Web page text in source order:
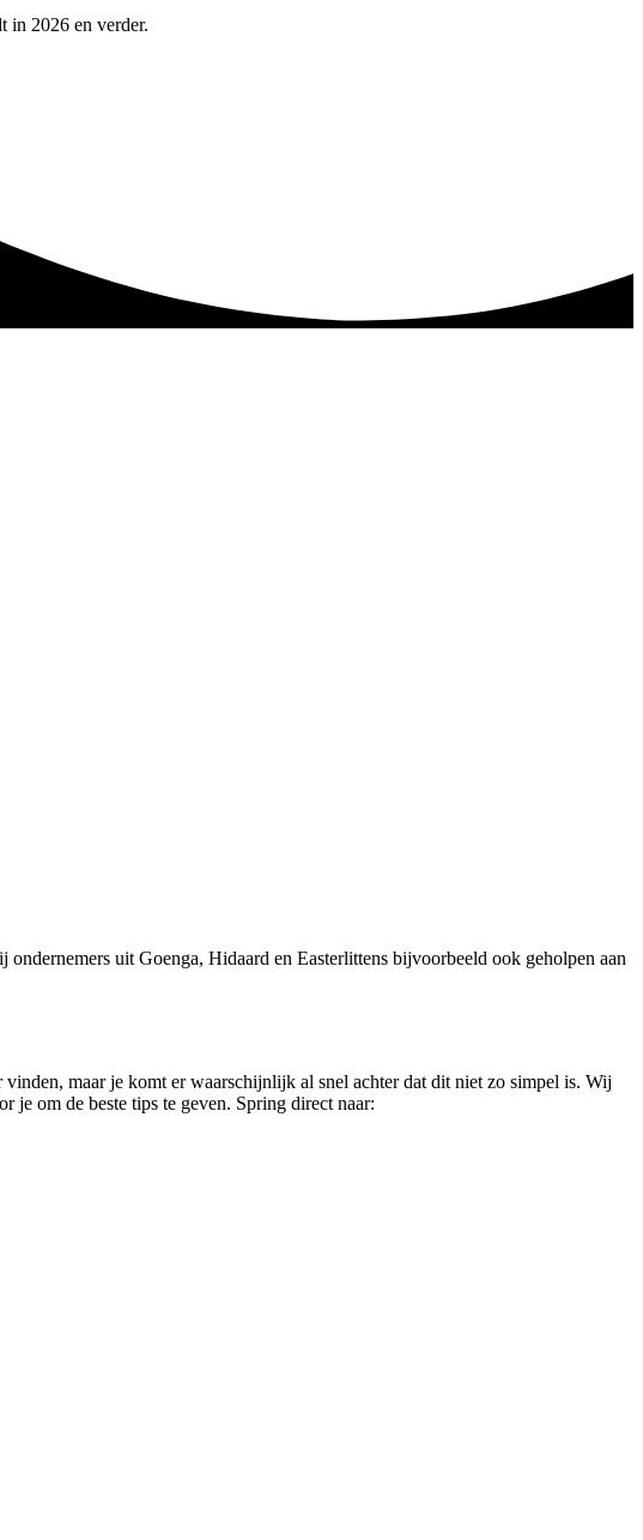
in 2026 en verder.
uit Goenga, Hidaard en Easterlittens bijvoorbeeld ook geholpen aan
maar je komt er waarschijnlijk al snel achter dat dit niet zo simpel is. Wij
om de beste tips te geven. Spring direct naar: